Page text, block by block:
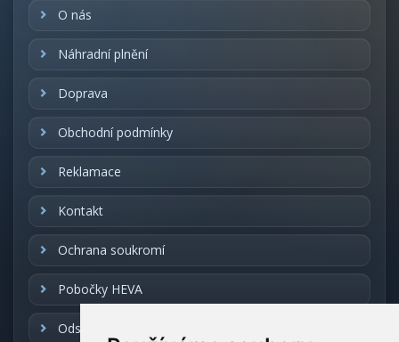
O nás
Náhradní plnění
Doprava
Obchodní podmínky
Reklamace
Kontakt
Ochrana soukromí
Pobočky HEVA
Odstoupení od smlouvy